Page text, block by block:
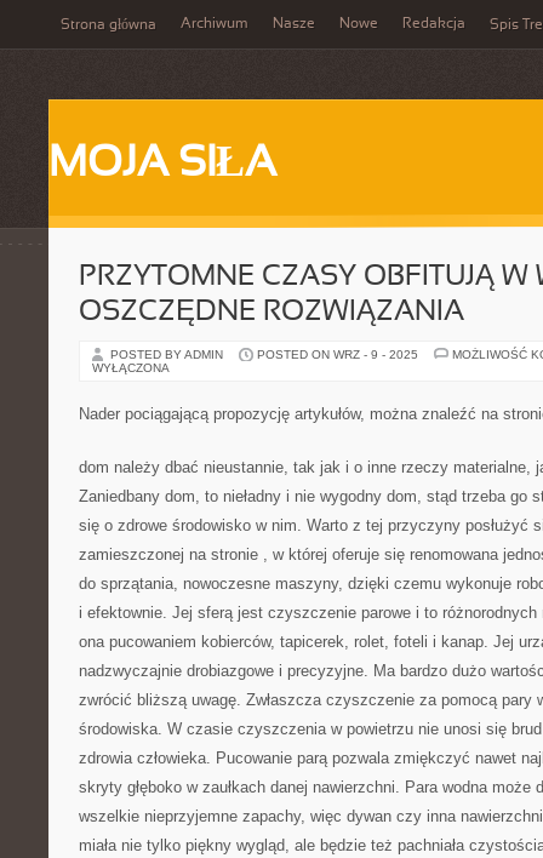
Strona główna Archiwum Nasze Nowe Redakcja Spis
MOJA SIŁA
PRZYTOMNE CZASY OBFITUJĄ W
OSZCZĘDNE ROZWIĄZANIA
POSTED BY ADMIN POSTED ON WRZ - 9 - 2025
MOŻLIWOŚĆ
WYŁĄCZONA
Nader pociągającą propozycję artykułów, można znaleźć na
dom należy dbać nieustannie, tak jak i o inne rzeczy materialne,
Zaniedbany dom, to nieładny i nie wygodny dom, stąd trzeba go
się o zdrowe środowisko w nim. Warto z tej przyczyny posłużyć
zamieszczonej na stronie , w której oferuje się renomowana
do sprzątania, nowoczesne maszyny, dzięki czemu wykonuje
i efektownie. Jej sferą jest czyszczenie parowe i to różnorodnych
ona pucowaniem kobierców, tapicerek, rolet, foteli i kanap. Jej
nadzwyczajnie drobiazgowe i precyzyjne. Ma bardzo dużo
zwrócić bliższą uwagę. Zwłaszcza czyszczenie za pomocą pary
środowiska. W czasie czyszczenia w powietrzu nie unosi się
zdrowia człowieka. Pucowanie parą pozwala zmiękczyć nawet
skryty głęboko w zaułkach danej nawierzchni. Para wodna może
wszelkie nieprzyjemne zapachy, więc dywan czy inna
miała nie tylko piękny wygląd, ale będzie też pachniała